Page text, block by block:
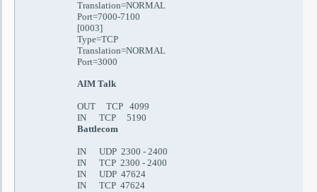
Translation=NORMAL
Port=7000-7100
[0003]
Type=TCP
Translation=NORMAL
Port=3000
AIM Talk
OUT TCP 4099
IN TCP 5190
Battlecom
IN UDP 2300 - 2400
IN TCP 2300 - 2400
IN UDP 47624
IN TCP 47624